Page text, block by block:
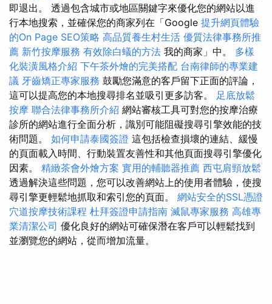
即退出。 透過包含城市或地區關鍵字來優化您的網站以進
行本地搜索，並確保您的商家列在「Google 提升網頁體驗
的On Page SEO策略 高品質養生村生活 優質法律事務所推
薦 新竹按摩服務 有效除白蟻的方法 我的商家」中。 多樣
化裝潢風格介紹 下午茶外燴的完美搭配 台南律師的專業建
議 牙齒矯正專家服務 鼓勵您滿意的客戶留下正面的評論，
這可以提高您的本地搜尋排名並吸引更多訪客。 足底放鬆
按摩 聯合法律事務所介紹 網站審核工具可對您的按摩治療
診所的網站進行全面分析，識別可能阻礙搜尋引擎效能的技
術問題。 如何申請泰國簽證 這包括檢查損壞的連結、緩慢
的頁面載入時間、行動裝置友善性和其他頁面搜尋引擎優化
因素。 精緻茶會外燴方案 實用的輔聽器推薦 西屯肩頸放鬆
透過解決這些問題，您可以改善網站上的使用者體驗，使搜
尋引擎更輕鬆地抓取和索引您的頁面。 網站安全的SSL憑證
穴道按摩技術課程 杜拜簽證申請指南 滅鼠專家服務 高雄專
業清潔公司 優化良好的網站可確保潛在客戶可以輕鬆找到
並瀏覽您的網站，從而增加流量。